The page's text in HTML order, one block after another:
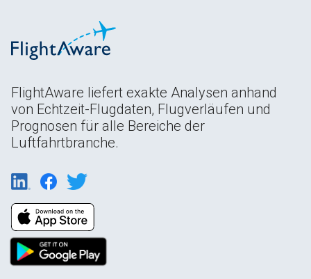
FlightAware liefert exakte Analysen anhand
von Echtzeit-Flugdaten, Flugverläufen und
Prognosen für alle Bereiche der
Luftfahrtbranche.